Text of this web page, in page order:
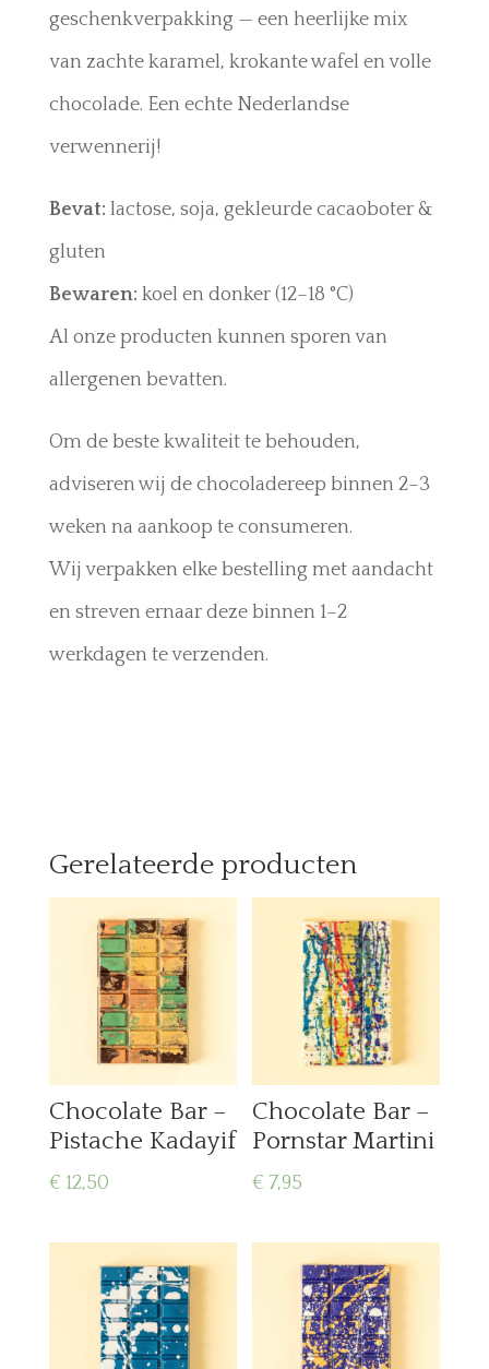
geschenkverpakking — een heerlijke mix
van zachte karamel, krokante wafel en volle
chocolade. Een echte Nederlandse
verwennerij!
Bevat: lactose, soja, gekleurde cacaoboter &
gluten
Bewaren: koel en donker (12–18 °C)
Al onze producten kunnen sporen van
allergenen bevatten.
Om de beste kwaliteit te behouden,
adviseren wij de chocoladereep binnen 2–3
weken na aankoop te consumeren.
Wij verpakken elke bestelling met aandacht
en streven ernaar deze binnen 1–2
werkdagen te verzenden.
Gerelateerde producten
Chocolate Bar –
Pistache Kadayif
€ 12,50
Chocolate Bar –
Pornstar Martini
€ 7,95